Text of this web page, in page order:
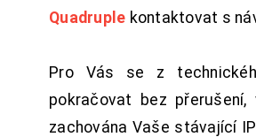
Quadruple kontaktovat s
Pro Vás se z
pokračovat bez
zachována Vaše stávající